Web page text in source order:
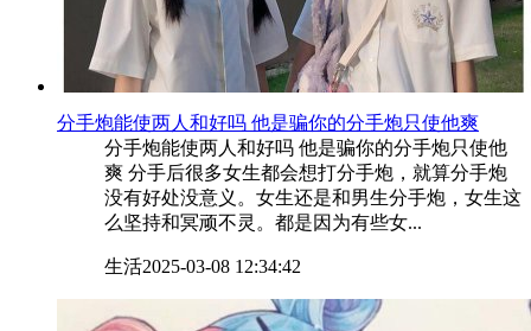
​分手炮能使两人和好吗 他是骗你的分手炮只使他爽
分手炮能使两人和好吗 他是骗你的分手炮只使他
爽 分手后很多女生都会想打分手炮，就算分手炮
没有好处没意义。女生还是和男生分手炮，女生这
么坚持和冥顽不灵。都是因为有些女...
生活2025-03-08 12:34:42